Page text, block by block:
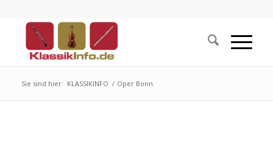
Sie sind hier: KLASSIKINFO / Oper Bonn